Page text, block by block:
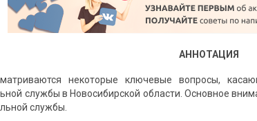
АННОТАЦИЯ
некоторые ключевые вопросы,
службы в Новосибирской области. Основное
службы.